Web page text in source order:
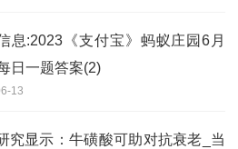
息:2023《支付宝》蚂蚁庄园6月
日一题答案(2)
13
究显示：牛磺酸可助对抗衰老_当